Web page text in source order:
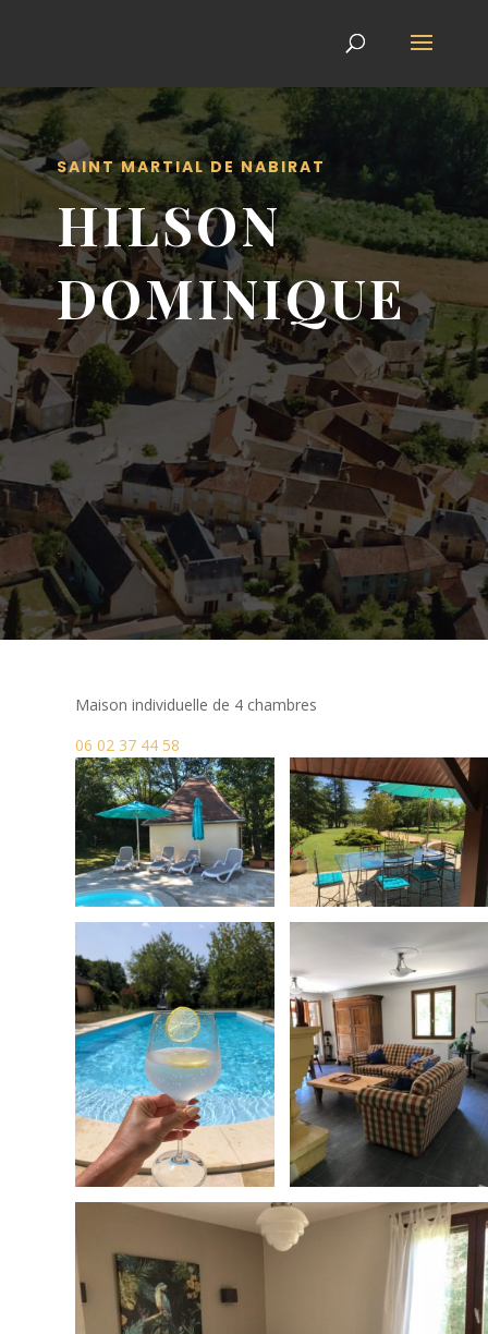
SAINT MARTIAL DE NABIRAT
HILSON
DOMINIQUE
Maison individuelle de 4 chambres
06 02 37 44 58